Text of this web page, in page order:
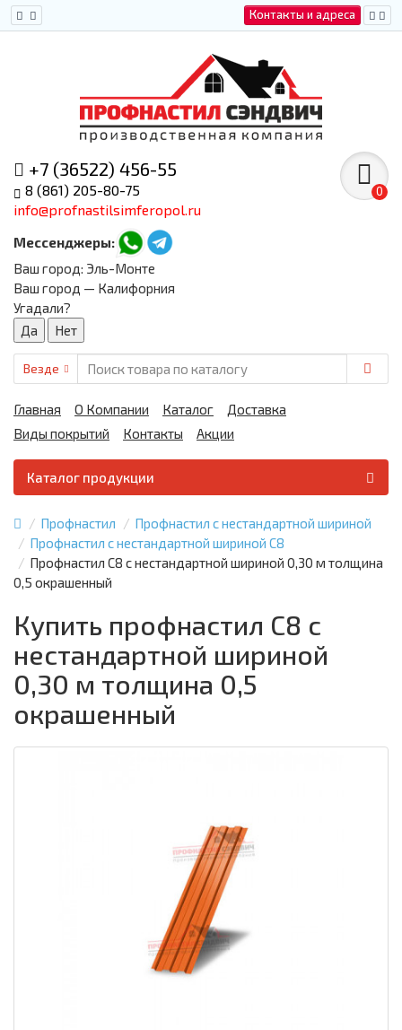
Контакты и адреса
+7 (36522) 456-55
8 (861) 205-80-75
info@profnastilsimferopol.ru
Мессенджеры:
0
Ваш город: Эль-Монте
Ваш город — Калифорния
Угадали?
Везде
Главная О Компании Каталог
Доставка
Виды покрытий
Контакты Акции
Каталог продукции
Профнастил
Профнастил с нестандартной шириной
Профнастил с нестандартной шириной С8
Профнастил С8 с нестандартной шириной 0,30 м толщина
0,5 окрашенный
Купить профнастил С8 с
нестандартной шириной
0,30 м толщина 0,5
окрашенный